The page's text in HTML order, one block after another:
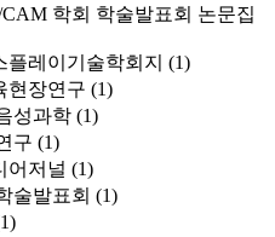
학회 학술발표회 논문집
플레이기술학회지 (1)
현장연구 (1)
성과학 (1)
구 (1)
어저널 (1)
술발표회 (1)